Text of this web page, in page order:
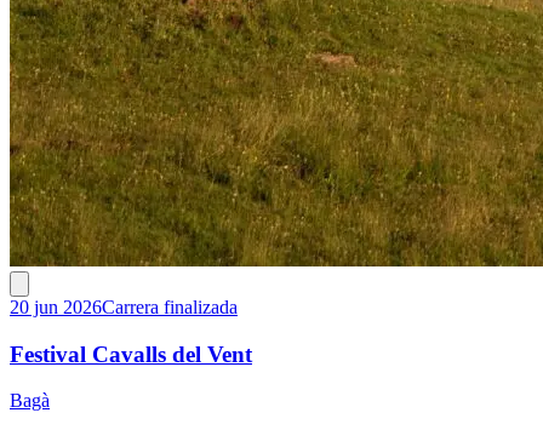
20 jun 2026Carrera finalizada
Festival Cavalls del Vent
Bagà